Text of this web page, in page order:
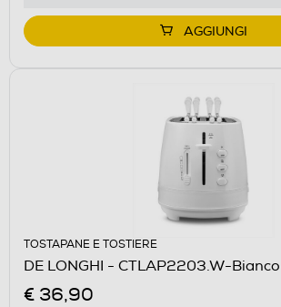
AGGIUNGI
TOSTAPANE E TOSTIERE
DE LONGHI - CTLAP2203.W-Bianco
€ 36,90